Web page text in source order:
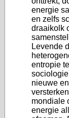
energie
en zelfs
draaikolk
Levende
entropie
nieuwe
mondiale
energie